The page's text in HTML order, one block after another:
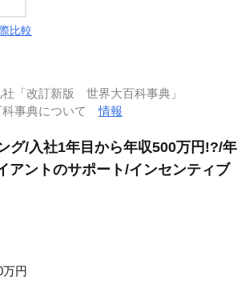
比較
「改訂新版 世界大百科事典」
科事典について情報
グ/入社1年目から年収500万円!?/年
アントのサポート/インセンティブ
万円